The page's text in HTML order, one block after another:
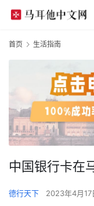
首页 生活指南
中国银行卡在
德行天下 2023年4月